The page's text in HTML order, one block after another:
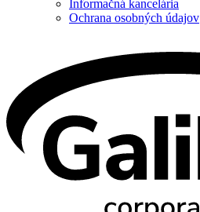
Informačná kancelária
Ochrana osobných údajov